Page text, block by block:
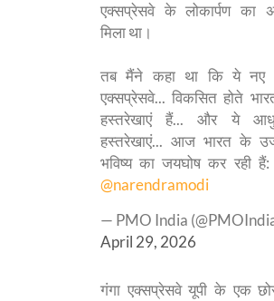
एक्सप्रेसवे के लोकार्पण का
मिला था।
तब मैंने कहा था कि ये नए
एक्सप्रेसवे... विकसित होते
हस्तरेखाएं हैं... और ये
हस्तरेखाएं... आज भारत के
भविष्य का जयघोष कर रही
@narendramodi
— PMO India
April 29, 2026
गंगा एक्सप्रेसवे यूपी के एक